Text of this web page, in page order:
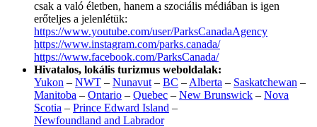
csak a való életben, hanem a szociális médiában is igen
erőteljes a jelenlétük:
https://www.youtube.com/user/ParksCanadaAgency
https://www.instagram.com/parks.canada/
https://www.facebook.com/ParksCanada/
Hivatalos, lokális turizmus weboldalak:
Yukon – NWT – Nunavut – BC – Alberta – Saskatchewan –
Manitoba – Ontario – Quebec – New Brunswick – Nova
Scotia – Prince Edward Island –
Newfoundland and Labrador